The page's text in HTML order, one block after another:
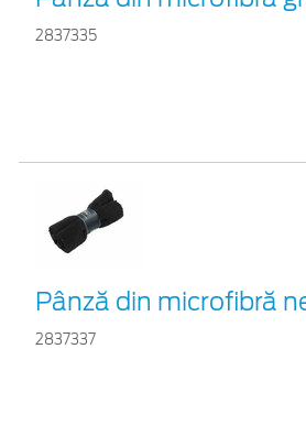
2837335
Pânză din microfibră
2837337